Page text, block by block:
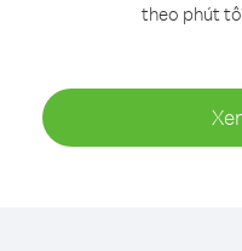
theo phút